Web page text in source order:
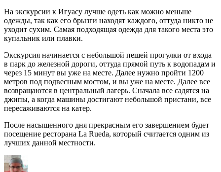
На экскурсии к Игуасу лучше одеть как можно меньше
одежды, так как его брызги находят каждого, оттуда никто не
уходит сухим. Самая подходящая одежда для такого места это
купальник или плавки.
Экскурсия начинается с небольшой пешей прогулки от входа
в парк до железной дороги, оттуда прямой путь к водопадам и
через 15 минут вы уже на месте. Далее нужно пройти 1200
метров под подвесным мостом, и вы уже на месте. Далее все
возвращаются в центральный лагерь. Сначала все садятся на
джипы, а когда машины достигают небольшой пристани, все
пересаживаются на катер.
После насыщенного дня прекрасным его завершением будет
посещение ресторана La Rueda, который считается одним из
лучших данной местности.